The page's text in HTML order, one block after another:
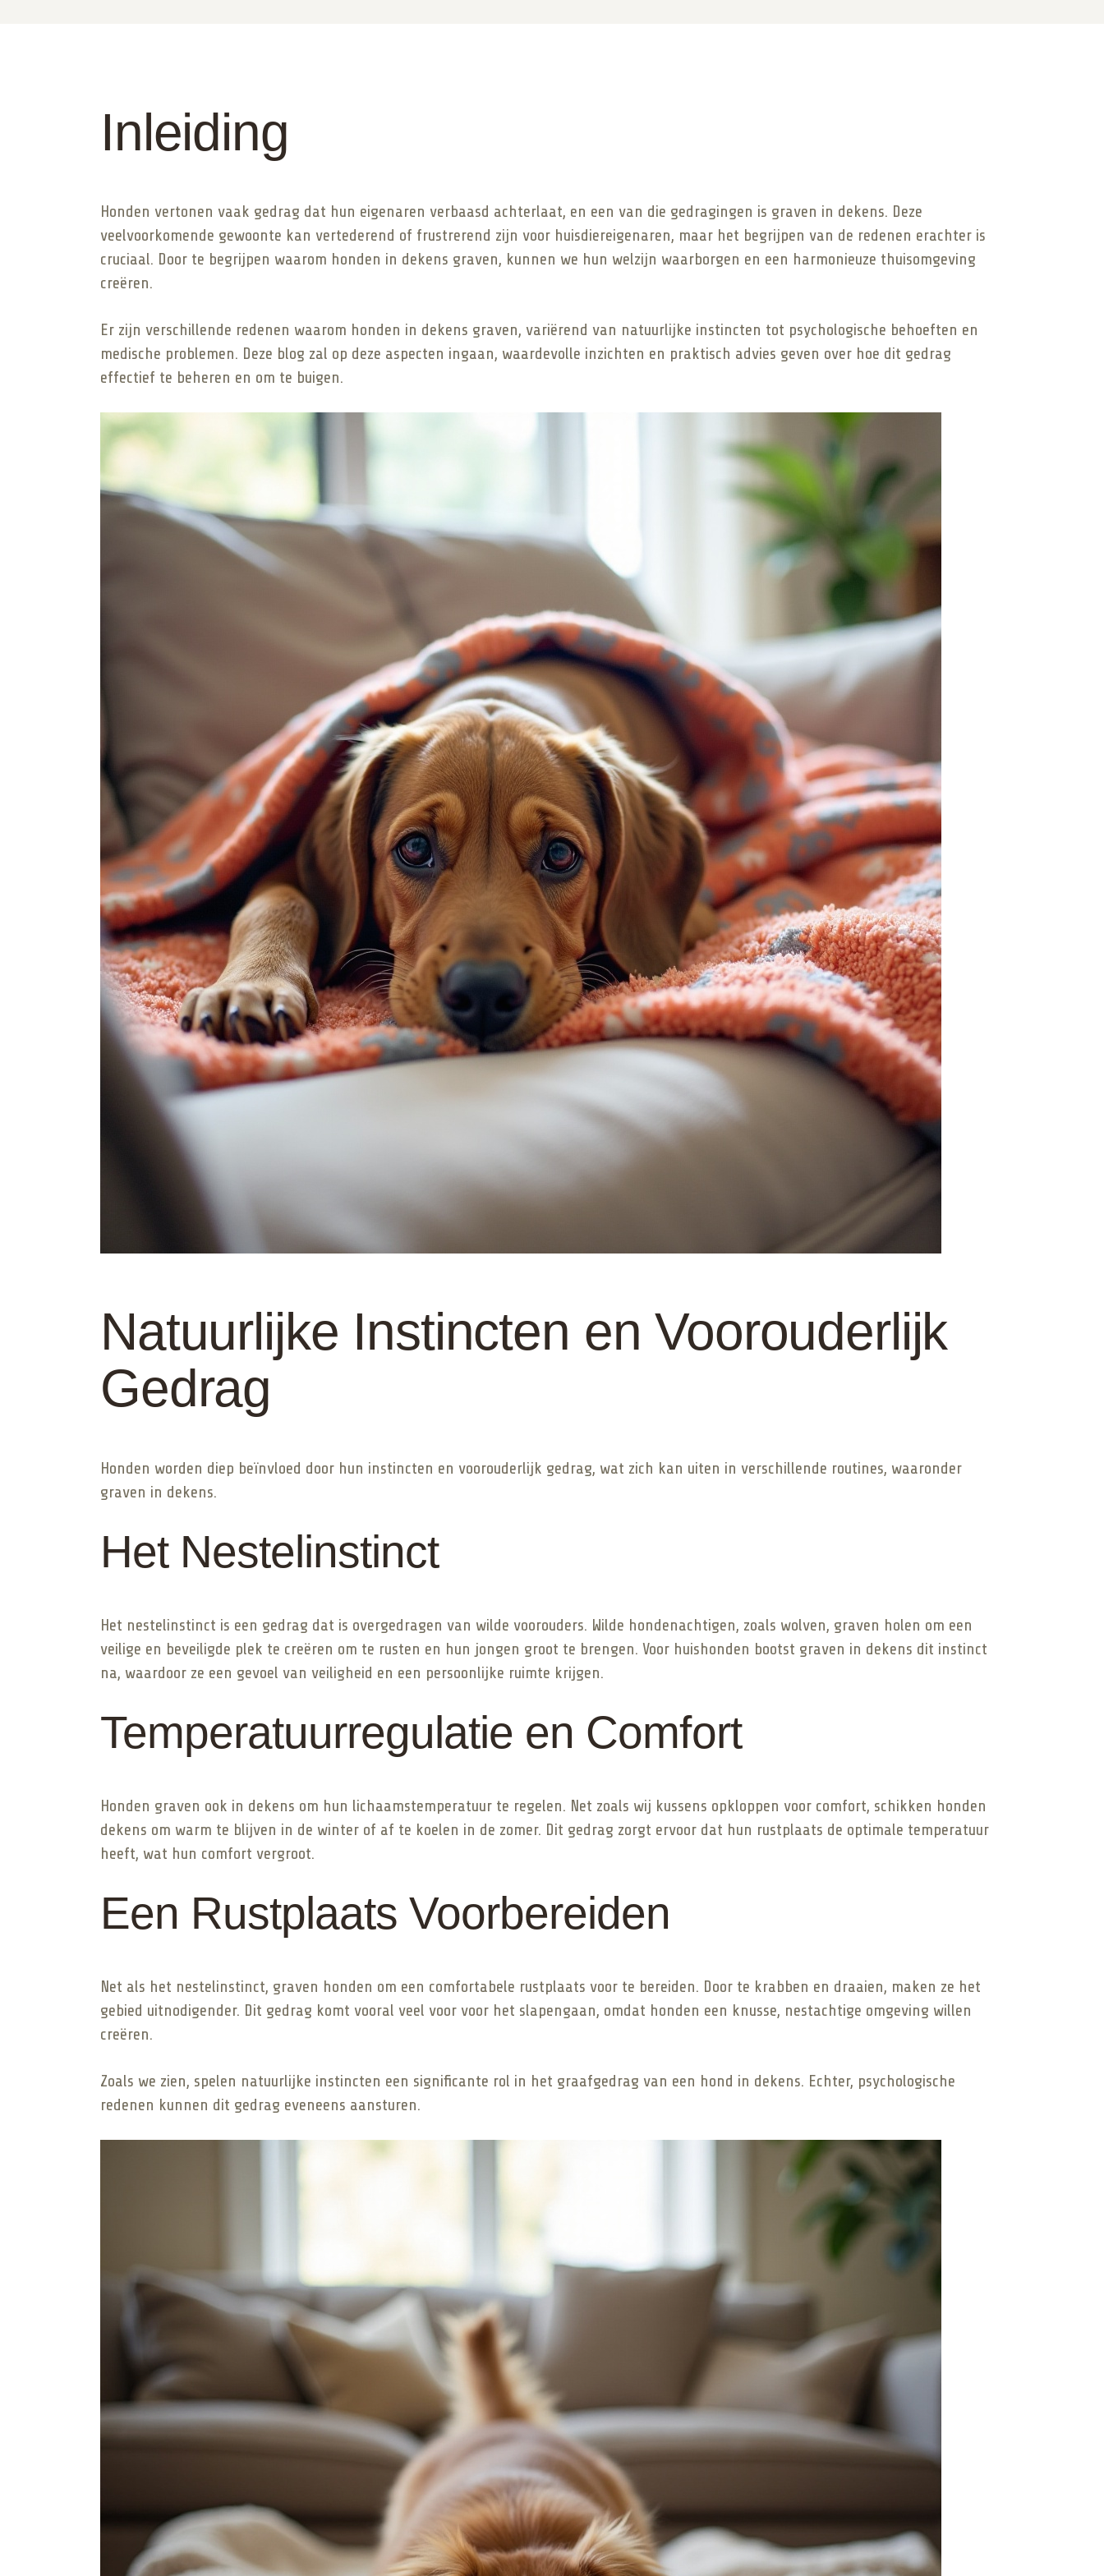
Inleiding
Honden vertonen vaak gedrag dat hun eigenaren verbaasd achterlaat, en een van die gedragingen is graven in dekens. Deze
veelvoorkomende gewoonte kan vertederend of frustrerend zijn voor huisdiereigenaren, maar het begrijpen van de redenen erachter is
cruciaal. Door te begrijpen waarom honden in dekens graven, kunnen we hun welzijn waarborgen en een harmonieuze thuisomgeving
creëren.
Er zijn verschillende redenen waarom honden in dekens graven, variërend van natuurlijke instincten tot psychologische behoeften en
medische problemen. Deze blog zal op deze aspecten ingaan, waardevolle inzichten en praktisch advies geven over hoe dit gedrag
effectief te beheren en om te buigen.
Natuurlijke Instincten en Voorouderlijk
Gedrag
Honden worden diep beïnvloed door hun instincten en voorouderlijk gedrag, wat zich kan uiten in verschillende routines, waaronder
graven in dekens.
Het Nestelinstinct
Het nestelinstinct is een gedrag dat is overgedragen van wilde voorouders. Wilde hondenachtigen, zoals wolven, graven holen om een
veilige en beveiligde plek te creëren om te rusten en hun jongen groot te brengen. Voor huishonden bootst graven in dekens dit instinct
na, waardoor ze een gevoel van veiligheid en een persoonlijke ruimte krijgen.
Temperatuurregulatie en Comfort
Honden graven ook in dekens om hun lichaamstemperatuur te regelen. Net zoals wij kussens opkloppen voor comfort, schikken honden
dekens om warm te blijven in de winter of af te koelen in de zomer. Dit gedrag zorgt ervoor dat hun rustplaats de optimale temperatuur
heeft, wat hun comfort vergroot.
Een Rustplaats Voorbereiden
Net als het nestelinstinct, graven honden om een comfortabele rustplaats voor te bereiden. Door te krabben en draaien, maken ze het
gebied uitnodigender. Dit gedrag komt vooral veel voor voor het slapengaan, omdat honden een knusse, nestachtige omgeving willen
creëren.
Zoals we zien, spelen natuurlijke instincten een significante rol in het graafgedrag van een hond in dekens. Echter, psychologische
redenen kunnen dit gedrag eveneens aansturen.